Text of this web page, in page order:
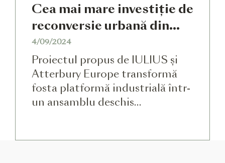
Cea mai mare investiție de
reconversie urbană din
România, aprobată de
Consiliul Local Cluj-
Napoca – jumătate de
miliard de euro într-un
proiect mixt pe fosta
4/09/2024
Proiectul propus de IULIUS și
Atterbury Europe transformă
fosta platformă industrială într-
un ansamblu deschis
office Planul Urbanistic Zonal